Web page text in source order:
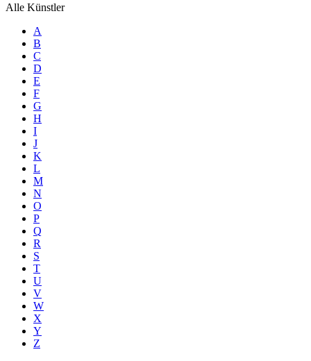
Alle Künstler
A
B
C
D
E
F
G
H
I
J
K
L
M
N
O
P
Q
R
S
T
U
V
W
X
Y
Z